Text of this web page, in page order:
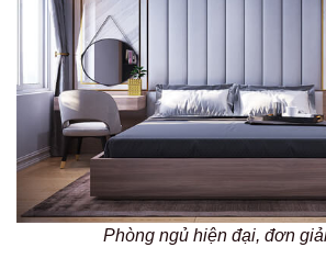
Phòng ngủ hiện đại, đơn